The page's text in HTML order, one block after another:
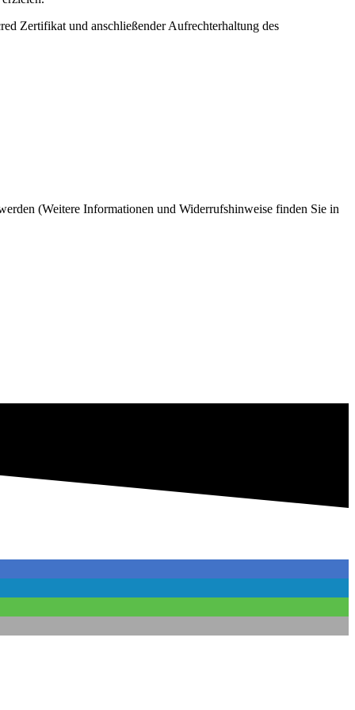
Zertifikat und anschließender Aufrechterhaltung des
(Weitere Informationen und Widerrufshinweise finden Sie in